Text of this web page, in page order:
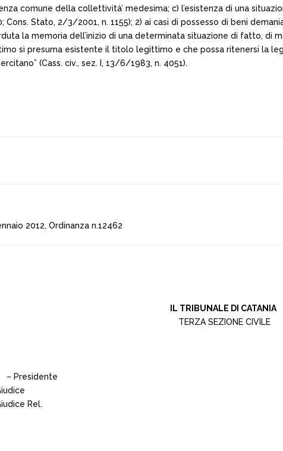
comune della collettività’ medesima; c) l’esistenza di una
Cons. Stato, 2/3/2001, n. 1155); 2) ai casi di possesso di beni
la memoria dell’inizio di una determinata situazione di fatto,
si presuma esistente il titolo legittimo e che possa ritenersi la
(Cass. civ., sez. I, 13/6/1983, n. 4051).
2012, Ordinanza n.12462
IL TRIBUNALE DI CATANIA
TERZA SEZIONE CIVILE
– Presidente
Rel.